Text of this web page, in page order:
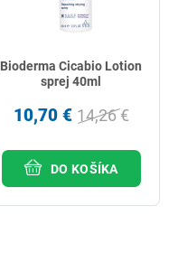
Bioderma Cicabio Lotion
sprej 40ml
10,70 € 14,26 €
DO KOŠÍKA